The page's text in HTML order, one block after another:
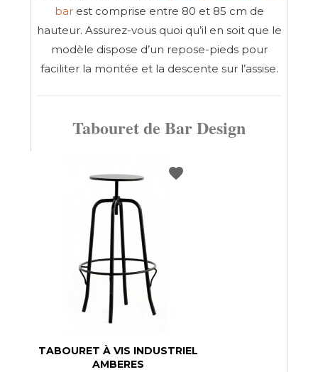
barest comprise entre 80 et 85 cm de
hauteur. Assurez-vous quoi qu’il en soit que le
modèle dispose d’un repose-pieds pour
faciliter la montée et la descente sur l’assise.
Tabouret de Bar Design
TABOURET À VIS INDUSTRIEL
AMBERES
favorite